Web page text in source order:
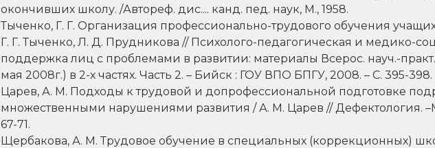
окончивших школу. /Автореф. дис.... канд. пед. наук, М., 1958.
Тыченко, Г. Г. Организация профессионально-трудового обучения
Г. Г. Тыченко, Л. Д. Прудникова // Психолого-педагогическая и медико-
поддержка лиц с проблемами в развитии: материалы Всерос. науч.-практ.
мая 2008г.) в 2-х частях. Часть 2. – Бийск : ГОУ ВПО БПГУ, 2008. – С. 395-398.
Царев, А. М. Подходы к трудовой и допрофессиональной подготовке
множественными нарушениями развития / А. М. Царев // Дефектология.
67-71.
Щербакова, А. М. Трудовое обучение в специальных (коррекционных)